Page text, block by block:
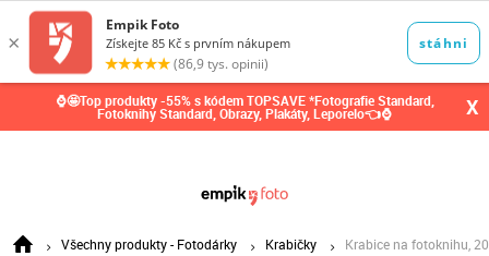
⌚🤩Top produkty -55% s kódem TOPSAVE *Fotografie Standard,
Fotoknihy Standard, Obrazy, Plakáty, Leporelo👈⌚ X
Všechny produkty - Fotodárky Krabičky Krabice na fotoknihu,